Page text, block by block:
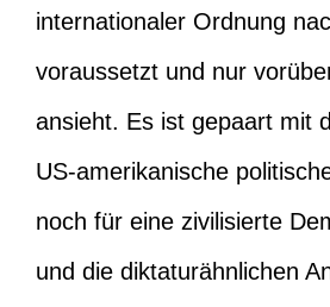
internationaler Ordnung
voraussetzt und nur
ansieht. Es ist gepaart mit
US-amerikanische
noch für eine zivilisierte
und die diktaturähnlichen